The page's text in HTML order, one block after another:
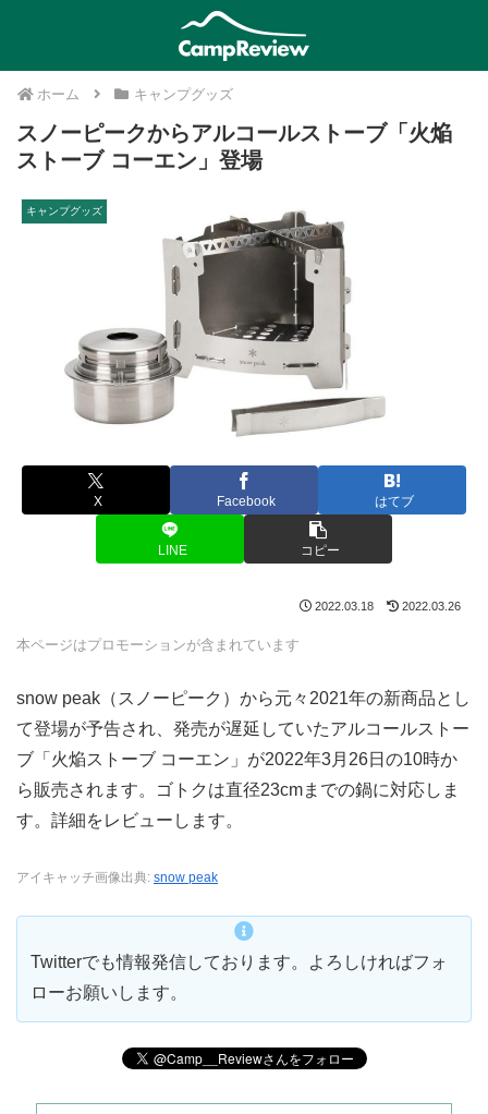
ホーム キャンプグッズ
スノーピークからアルコールストーブ「火焔
ストーブ コーエン」登場
キャンプグッズ
X Facebook はてブ
LINE コピー
2022.03.18 2022.03.26
本ページはプロモーションが含まれています
snow peak（スノーピーク）から元々2021年の新商品とし
て登場が予告され、発売が遅延していたアルコールストー
ブ「火焔ストーブ コーエン」が2022年3月26日の10時か
ら販売されます。ゴトクは直径23cmまでの鍋に対応しま
す。詳細をレビューします。
アイキャッチ画像出典: snow peak
Twitterでも情報発信しております。よろしければフォ
ローお願いします。